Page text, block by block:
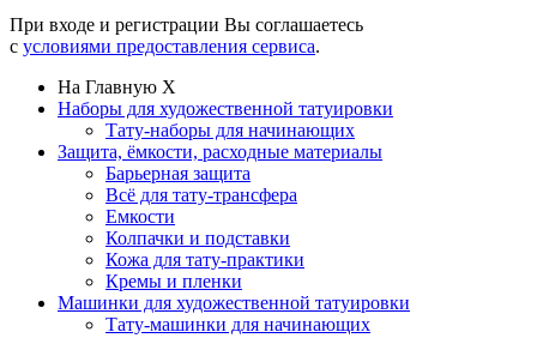
При входе и регистрации Вы соглашаетесь
с условиями предоставления сервиса.
На Главную X
Наборы для художественной татуировки
Тату-наборы для начинающих
Защита, ёмкости, расходные материалы
Барьерная защита
Всё для тату-трансфера
Емкости
Колпачки и подставки
Кожа для тату-практики
Кремы и пленки
Машинки для художественной татуировки
Тату-машинки для начинающих